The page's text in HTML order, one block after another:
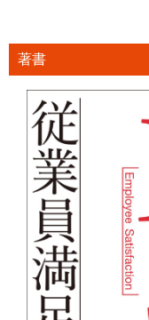
著書